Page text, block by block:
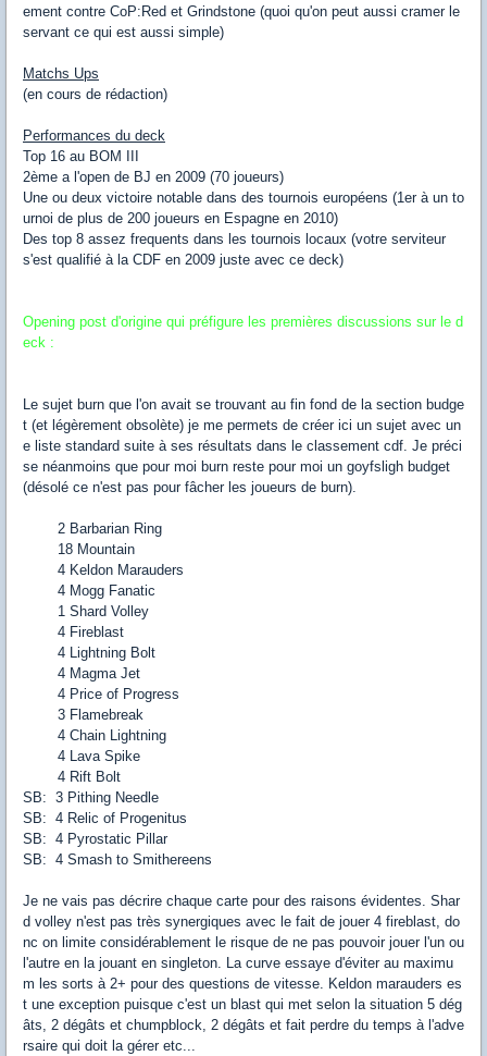
ement contre CoP:Red et Grindstone (quoi qu'on peut aussi cramer le
servant ce qui est aussi simple)
Matchs Ups
(en cours de rédaction)
Performances du deck
Top 16 au BOM III
2ème a l'open de BJ en 2009 (70 joueurs)
Une ou deux victoire notable dans des tournois européens (1er à un to
urnoi de plus de 200 joueurs en Espagne en 2010)
Des top 8 assez frequents dans les tournois locaux (votre serviteur
s'est qualifié à la CDF en 2009 juste avec ce deck)
Opening post d'origine qui préfigure les premières discussions sur le d
eck :
Le sujet burn que l'on avait se trouvant au fin fond de la section budge
t (et légèrement obsolète) je me permets de créer ici un sujet avec un
e liste standard suite à ses résultats dans le classement cdf. Je préci
se néanmoins que pour moi burn reste pour moi un goyfsligh budget
(désolé ce n'est pas pour fâcher les joueurs de burn).
2 Barbarian Ring
18 Mountain
4 Keldon Marauders
4 Mogg Fanatic
1 Shard Volley
4 Fireblast
4 Lightning Bolt
4 Magma Jet
4 Price of Progress
3 Flamebreak
4 Chain Lightning
4 Lava Spike
4 Rift Bolt
SB: 3 Pithing Needle
SB: 4 Relic of Progenitus
SB: 4 Pyrostatic Pillar
SB: 4 Smash to Smithereens
Je ne vais pas décrire chaque carte pour des raisons évidentes. Shar
d volley n'est pas très synergiques avec le fait de jouer 4 fireblast, do
nc on limite considérablement le risque de ne pas pouvoir jouer l'un ou
l'autre en la jouant en singleton. La curve essaye d'éviter au maximu
m les sorts à 2+ pour des questions de vitesse. Keldon marauders es
t une exception puisque c'est un blast qui met selon la situation 5 dég
âts, 2 dégâts et chumpblock, 2 dégâts et fait perdre du temps à l'adve
rsaire qui doit la gérer etc...